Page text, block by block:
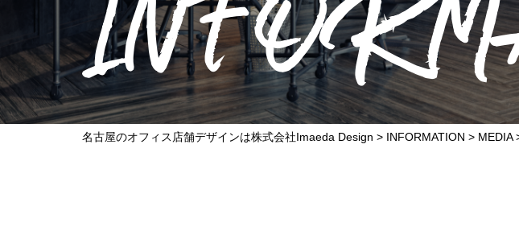
名古屋のオフィス店舗デザインは株式会社Imaeda Design > INFORMATION > MEDIA